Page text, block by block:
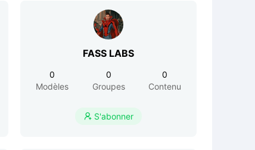
FASS LABS
0
Modèles
0
Groupes
0
Contenu
 S'abonner